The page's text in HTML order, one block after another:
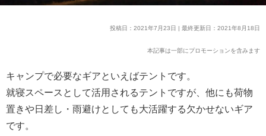
投稿日：2021年7月23日 | 最終更新日：2021年8月18日
本記事は一部にプロモーションを含みます
キャンプで必要なギアといえばテントです。
就寝スペースとして活用されるテントですが、他にも荷物
置きや日差し・雨避けとしても大活躍する欠かせないギア
です。